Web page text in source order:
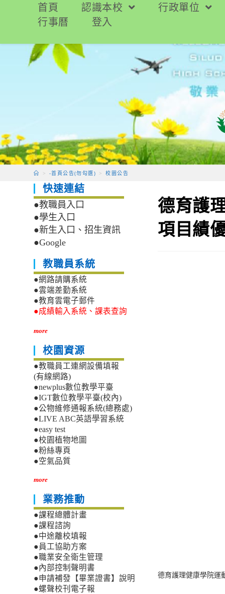
要
首頁 認識本校 行政單位
行事曆
登入
> -首頁公告(勿勾選) > 校園公告
德育護
項目績
德育護理健康學院運
快速連結
●教職員入口
●學生入口
●新生入口、招生資訊
●Google
教職員系統
●網路請購系統
●雲端差勤系統
●教育雲電子郵件
●成績輸入系統、課表查詢
more
校園資源
●教職員工連網設備填報
(有線網路)
●newplus數位教學平臺
●IGT數位教學平臺(校內)
●公物維修通報系統(總務處)
●LIVE ABC英語學習系統
●easy test
●校園植物地圖
●粉絲專頁
●空氣品質
more
業務推動
●課程總體計畫
●課程諮詢
●中途離校填報
●員工協助方案
●職業安全衛生管理
●內部控制聲明書
●申請補發【畢業證書】說明
●螺聲校刊電子報